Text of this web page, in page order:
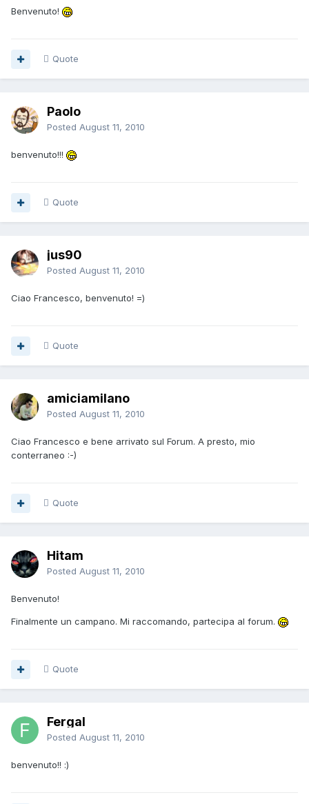
Benvenuto!
Quote
Paolo
Posted August 11, 2010
benvenuto!!!
Quote
jus90
Posted August 11, 2010
Ciao Francesco, benvenuto! =)
Quote
amiciamilano
Posted August 11, 2010
Ciao Francesco e bene arrivato sul Forum. A presto, mio
conterraneo :-)
Quote
Hitam
Posted August 11, 2010
Benvenuto!
Finalmente un campano. Mi raccomando, partecipa al forum.
Quote
Fergal
Posted August 11, 2010
benvenuto!! :)